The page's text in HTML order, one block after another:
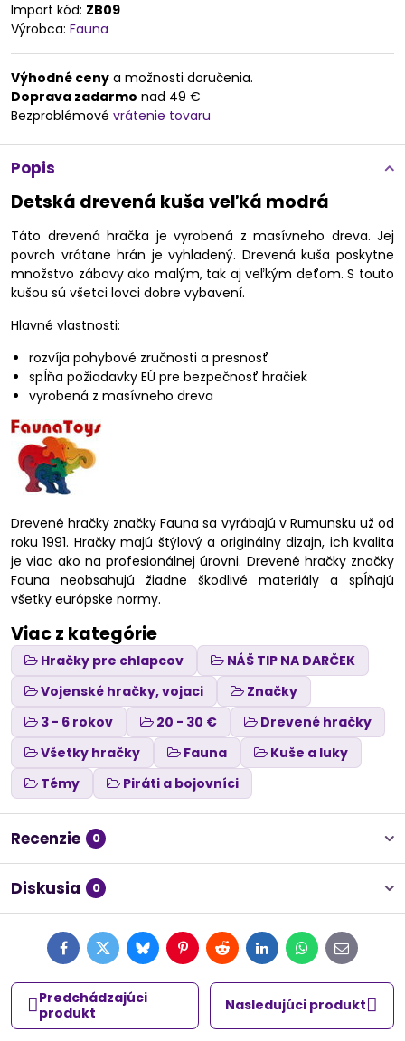
Import kód: ZB09
Výrobca: Fauna
Výhodné ceny a možnosti doručenia.
Doprava zadarmo nad 49 €
Bezproblémové vrátenie tovaru
Popis
Detská drevená kuša veľká modrá
Táto drevená hračka je vyrobená z masívneho dreva. Jej
povrch vrátane hrán je vyhladený. Drevená kuša poskytne
množstvo zábavy ako malým, tak aj veľkým deťom. S touto
kušou sú všetci lovci dobre vybavení.
Hlavné vlastnosti:
rozvíja pohybové zručnosti a presnosť
spĺňa požiadavky EÚ pre bezpečnosť hračiek
vyrobená z masívneho dreva
Drevené hračky značky Fauna sa vyrábajú v Rumunsku už od
roku 1991. Hračky majú štýlový a originálny dizajn, ich kvalita
je viac ako na profesionálnej úrovni. Drevené hračky značky
Fauna neobsahujú žiadne škodlivé materiály a spĺňajú
všetky európske normy.
Viac z kategórie
Hračky pre chlapcov
NÁŠ TIP NA DARČEK
Vojenské hračky, vojaci
Značky
3 - 6 rokov
20 - 30 €
Drevené hračky
Všetky hračky
Fauna
Kuše a luky
Témy
Piráti a bojovníci
Recenzie 0
Diskusia 0
FacebookTwitterBlueskyPinterestRedditLinkedInWhatsApp
E-
mail
Predchádzajúci
produkt
Nasledujúci produkt